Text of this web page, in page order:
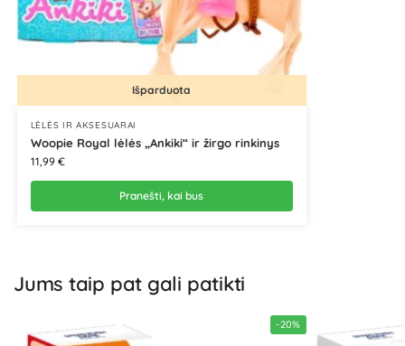
Išparduota
LĖLĖS IR AKSESUARAI
Woopie Royal lėlės „Ankiki“ ir žirgo rinkinys
11,99 €
Pranešti, kai bus
Jums taip pat gali patikti
-20%